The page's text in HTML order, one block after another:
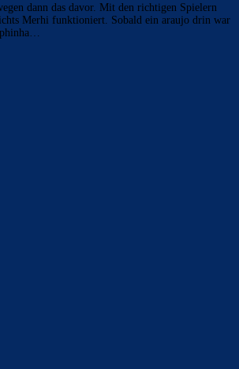
dann das davor. Mit den richtigen Spielern
Merhi funktioniert. Sobald ein araujo drin war